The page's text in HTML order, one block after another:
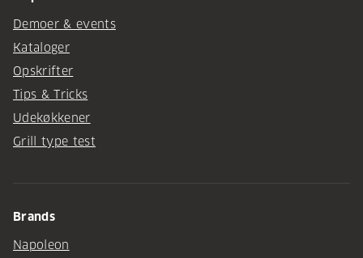
Demoer & events
Kataloger
Opskrifter
Tips & Tricks
Udekøkkener
Grill type test
Brands
Napoleon